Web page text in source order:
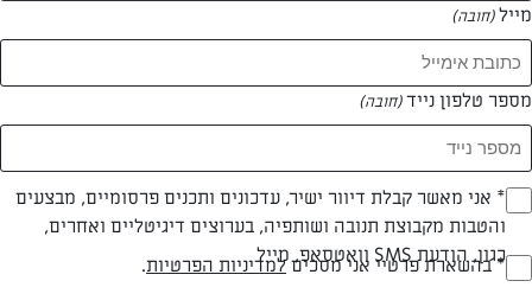
פשטידת מקרוני
מייל(חובה)
מספר טלפון נייד(חובה)
Opt_In
(חובה)
* אני מאשר קבלת דיוור ישיר, עדכונים ותכנים פרסומיים, מבצעים
והטבות מקבוצת תנובה ושותפיה, בערוצים דיגיטליים ואחרים,
כגון, הודעת SMS וואטסאפ, מייל
RegulationsApproved
* בהשארת פרטיי אני מסכיםלמדיניות הפרטיות.